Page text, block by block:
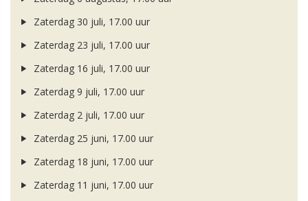
Zaterdag 30 juli, 17.00 uur
Zaterdag 23 juli, 17.00 uur
Zaterdag 16 juli, 17.00 uur
Zaterdag 9 juli, 17.00 uur
Zaterdag 2 juli, 17.00 uur
Zaterdag 25 juni, 17.00 uur
Zaterdag 18 juni, 17.00 uur
Zaterdag 11 juni, 17.00 uur